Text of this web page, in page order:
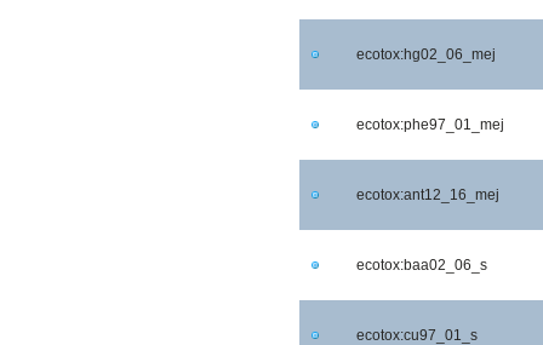
ecotox:hg02_06_mej
ecotox:phe97_01_mej
ecotox:ant12_16_mej
ecotox:baa02_06_s
ecotox:cu97_01_s